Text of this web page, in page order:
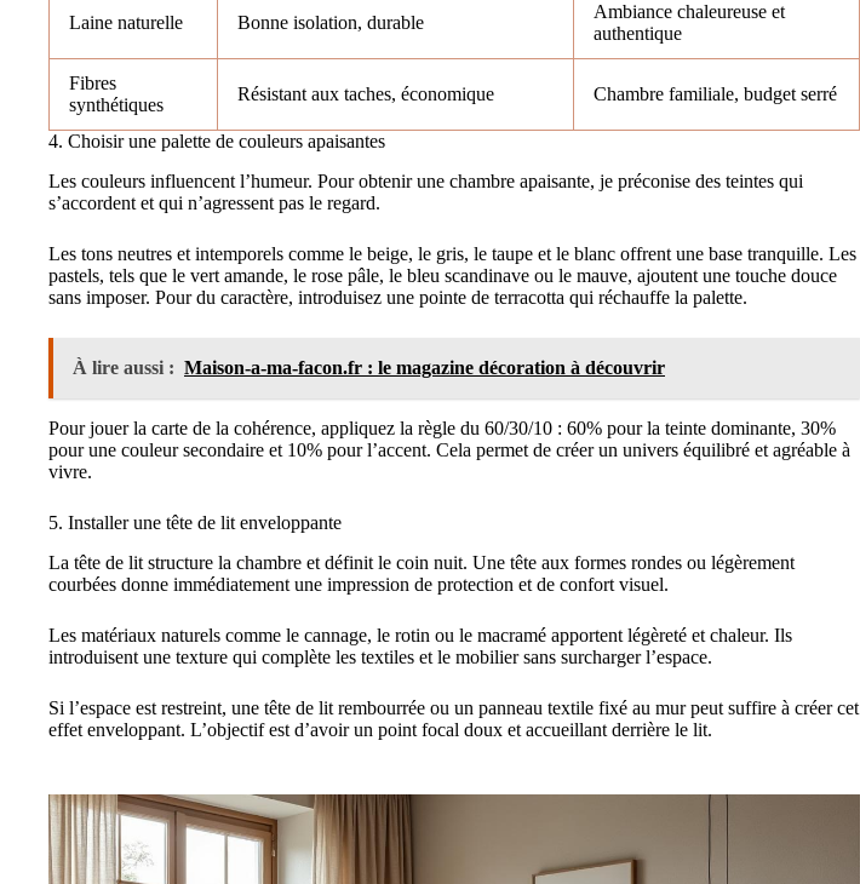
Laine naturelle Bonne isolation, durable
Ambiance chaleureuse et
authentique
Fibres
synthétiques
Résistant aux taches, économique Chambre familiale, budget serré
4. Choisir une palette de couleurs apaisantes
Les couleurs influencent l’humeur. Pour obtenir une chambre apaisante, je préconise des teintes qui
s’accordent et qui n’agressent pas le regard.
Les tons neutres et intemporels comme le beige, le gris, le taupe et le blanc offrent une base tranquille. Les
pastels, tels que le vert amande, le rose pâle, le bleu scandinave ou le mauve, ajoutent une touche douce
sans imposer. Pour du caractère, introduisez une pointe de terracotta qui réchauffe la palette.
À lire aussi : Maison-a-ma-facon.fr : le magazine décoration à découvrir
Pour jouer la carte de la cohérence, appliquez la règle du 60/30/10 : 60% pour la teinte dominante, 30%
pour une couleur secondaire et 10% pour l’accent. Cela permet de créer un univers équilibré et agréable à
vivre.
5. Installer une tête de lit enveloppante
La tête de lit structure la chambre et définit le coin nuit. Une tête aux formes rondes ou légèrement
courbées donne immédiatement une impression de protection et de confort visuel.
Les matériaux naturels comme le cannage, le rotin ou le macramé apportent légèreté et chaleur. Ils
introduisent une texture qui complète les textiles et le mobilier sans surcharger l’espace.
Si l’espace est restreint, une tête de lit rembourrée ou un panneau textile fixé au mur peut suffire à créer cet
effet enveloppant. L’objectif est d’avoir un point focal doux et accueillant derrière le lit.